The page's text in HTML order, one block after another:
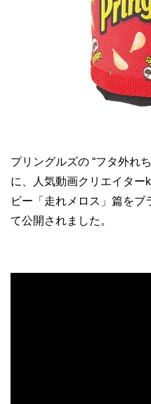
プリングルズの “フタ外れ
に、人気動画クリエイター
ビー「走れメロス」篇をブ
て公開されました。